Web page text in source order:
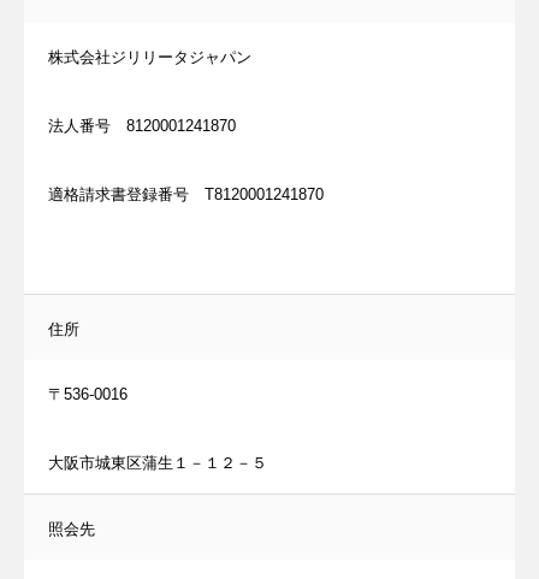
株式会社ジリリータジャパン
法人番号 8120001241870
適格請求書登録番号 T8120001241870
住所
〒536-0016
大阪市城東区蒲生１－１２－５
照会先